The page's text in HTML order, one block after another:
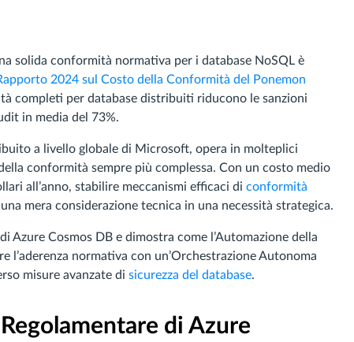
solida conformità normativa per i database NoSQL è
2024 sul Costo della Conformità del Ponemon
completi per database distribuiti riducono le sanzioni
in media del 73%.
a livello globale di Microsoft, opera in molteplici
conformità sempre più complessa. Con un costo medio
all’anno, stabilire meccanismi efficaci di conformità
mera considerazione tecnica in una necessità strategica.
Cosmos DB e dimostra come l’Automazione della
l’aderenza normativa con un’Orchestrazione Autonoma
misure avanzate di sicurezza del database.
di Azure